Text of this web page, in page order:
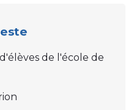
de l'école de